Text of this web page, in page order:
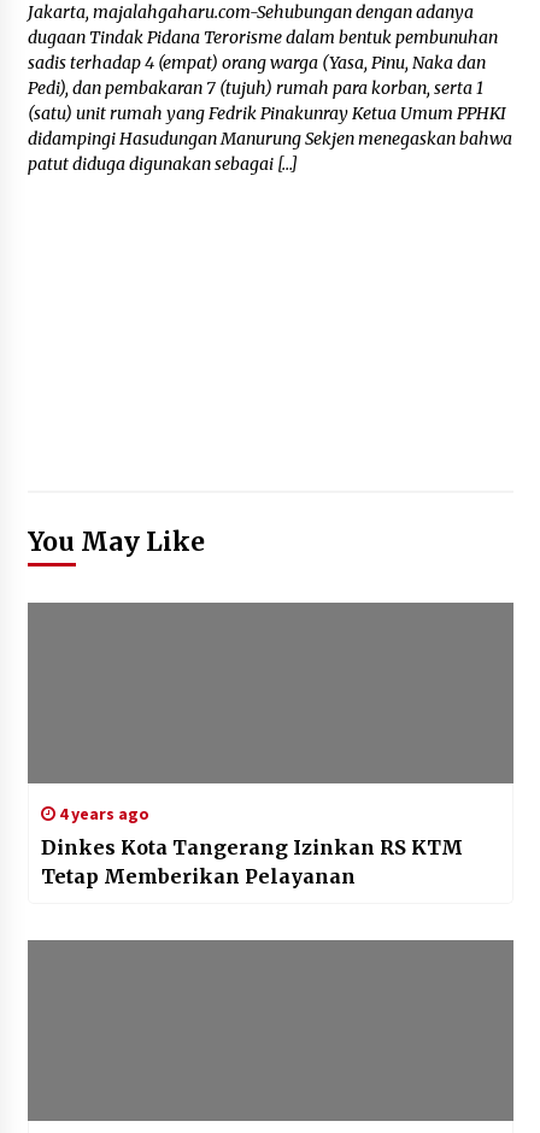
Jakarta, majalahgaharu.com-Sehubungan dengan adanya
dugaan Tindak Pidana Terorisme dalam bentuk pembunuhan
sadis terhadap 4 (empat) orang warga (Yasa, Pinu, Naka dan
Pedi), dan pembakaran 7 (tujuh) rumah para korban, serta 1
(satu) unit rumah yang Fedrik Pinakunray Ketua Umum PPHKI
didampingi Hasudungan Manurung Sekjen menegaskan bahwa
patut diduga digunakan sebagai […]
You May Like
4 years ago
Dinkes Kota Tangerang Izinkan RS KTM
Tetap Memberikan Pelayanan